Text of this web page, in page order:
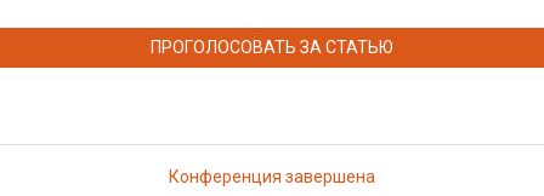
ПРОГОЛОСОВАТЬ ЗА СТАТЬЮ
Конференция завершена